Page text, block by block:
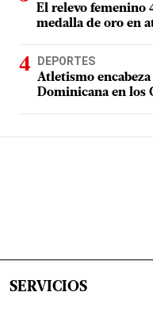
El relevo femenino
medalla de oro en
DEPORTES
Atletismo
Dominicana en los
SERVICIOS